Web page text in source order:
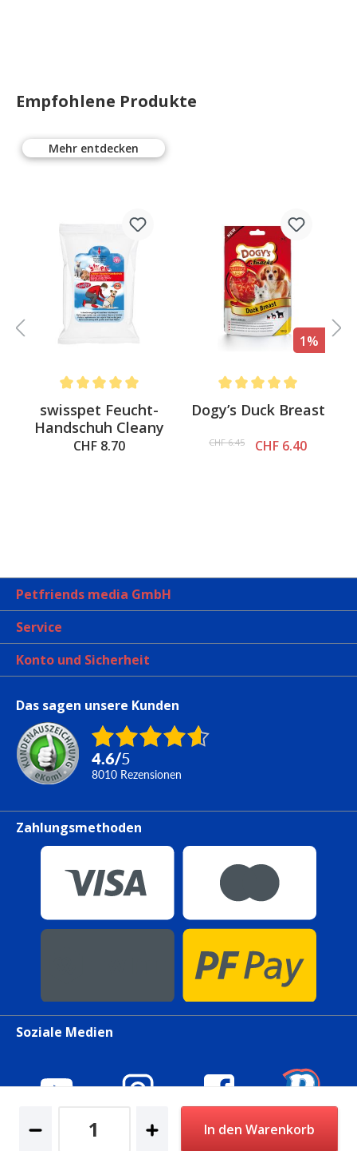
In den Warenkorb
Empfohlene Produkte
Mehr entdecken
swisspet Feucht-
Handschuh Cleany
CHF 8.70
1%
Dogy’s Duck Breast
CHF 6.45 CHF 6.40
Petfriends media GmbH
Service
Konto und Sicherheit
Das sagen unsere Kunden
4.6/5
8010 Rezensionen
Zahlungsmethoden
Soziale Medien